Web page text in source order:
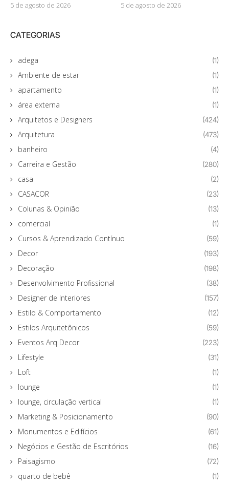
5 de agosto de 2026 5 de agosto de 2026
CATEGORIAS
adega (1)
Ambiente de estar (1)
apartamento (1)
área externa (1)
Arquitetos e Designers (424)
Arquitetura (473)
banheiro (4)
Carreira e Gestão (280)
casa (2)
CASACOR (23)
Colunas & Opinião (13)
comercial (1)
Cursos & Aprendizado Contínuo (59)
Decor (193)
Decoração (198)
Desenvolvimento Profissional (38)
Designer de Interiores (157)
Estilo & Comportamento (12)
Estilos Arquitetônicos (59)
Eventos Arq Decor (223)
Lifestyle (31)
Loft (1)
lounge (1)
lounge, circulação vertical (1)
Marketing & Posicionamento (90)
Monumentos e Edifícios (61)
Negócios e Gestão de Escritórios (16)
Paisagismo (72)
quarto de bebê (1)